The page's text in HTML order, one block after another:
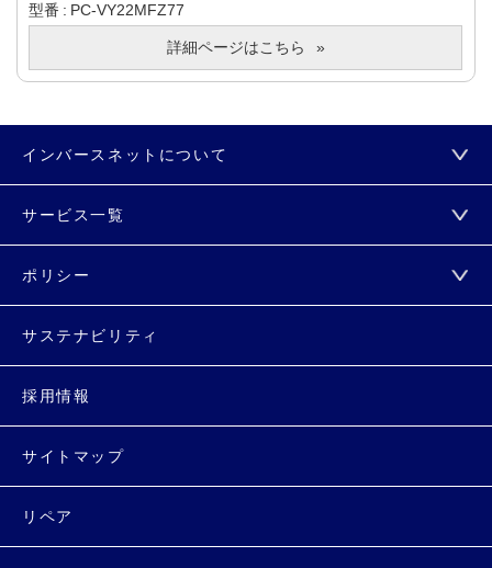
型番
PC-VY22MFZ77
詳細ページはこちら
インバースネットについて
サービス一覧
ポリシー
サステナビリティ
採用情報
サイトマップ
リペア